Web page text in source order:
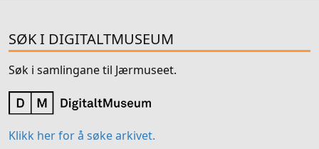
SØK I DIGITALTMUSEUM
Søk i samlingane til Jærmuseet.
Klikk her for å søke arkivet.